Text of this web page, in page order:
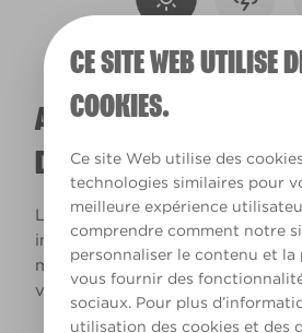
CE SITE WEB UTILISE
COOKIES.
Ce site Web utilise des
technologies similaires pour
meilleure expérience
comprendre comment notre
personnaliser le contenu et
vous fournir des
sociaux. Pour plus
utilisation des cookies et des
A QUOI RESSEMBLERA
DANS VOTRE MAISON ?
La lumière naturelle et
important sur le rendu des
maison. Utilisez cet outil pour
votre couleur en fonction de la